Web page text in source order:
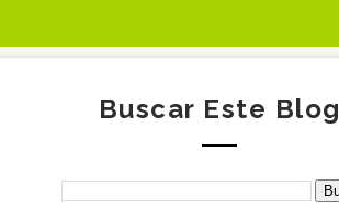
Buscar Este Blog